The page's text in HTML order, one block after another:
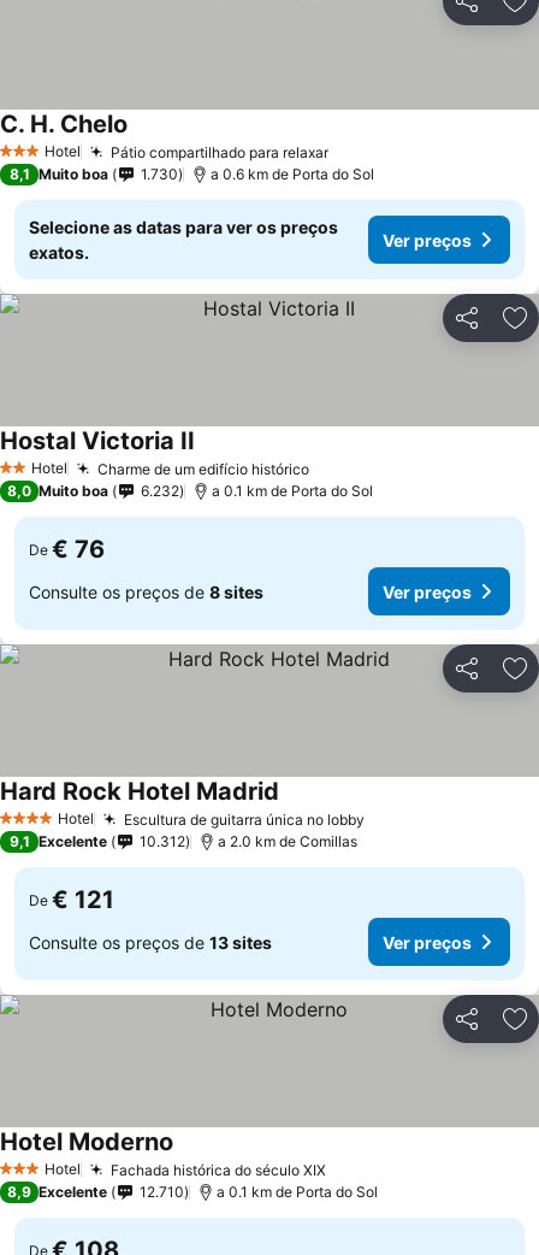
Partilhar
3 EstrelasHotel Pátio compartilhado para relaxar
C. H. Chelo
8,1 Muito boa 1.730 a 0.6 km de Porta do Sol
Selecione as datas para ver os preços
exatos.
Ver preços
Partilhar
2 Estrelas
Hotel Charme de um edifício histórico
Hostal Victoria II
8,0 Muito boa 6.232 a 0.1 km de Porta do Sol
De € 76
Consulte os preços de 8 sites Ver preços
Partilhar
4 EstrelasHotel Escultura de guitarra única no lobby
Hard Rock Hotel Madrid
9,1 Excelente 10.312 a 2.0 km de Comillas
De € 121
Consulte os preços de 13 sites Ver preços
Partilhar
3 EstrelasHotel Fachada histórica do século XIX
Hotel Moderno
8,9 Excelente 12.710 a 0.1 km de Porta do Sol
De